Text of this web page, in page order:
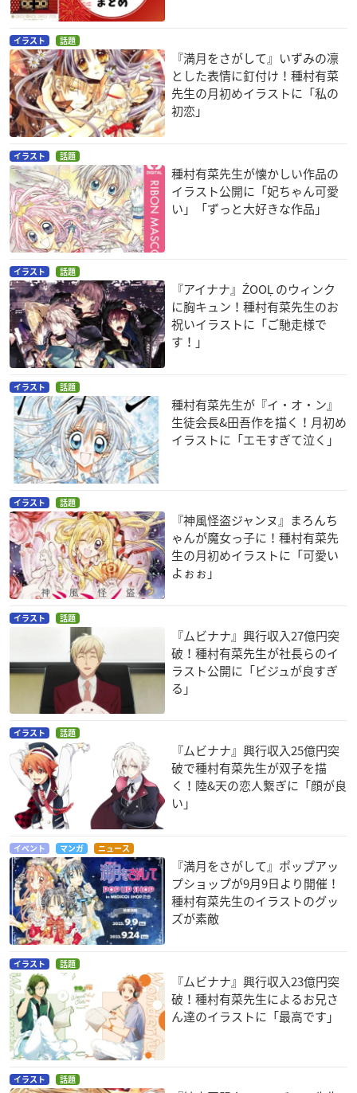
イラスト 話題
『満月をさがして』いずみの凛
とした表情に釘付け！種村有菜
先生の月初めイラストに「私の
初恋」
イラスト 話題
種村有菜先生が懐かしい作品の
イラスト公開に「妃ちゃん可愛
い」「ずっと大好きな作品」
イラスト 話題
『アイナナ』ŹOOĻ のウィンク
に胸キュン！種村有菜先生のお
祝いイラストに「ご馳走様で
す！」
イラスト 話題
種村有菜先生が『イ・オ・ン』
生徒会長&田吾作を描く！月初め
イラストに「エモすぎて泣く」
イラスト 話題
『神風怪盗ジャンヌ』まろんち
ゃんが魔女っ子に！種村有菜先
生の月初めイラストに「可愛い
よぉぉ」
イラスト 話題
『ムビナナ』興行収入27億円突
破！種村有菜先生が社長らのイ
ラスト公開に「ビジュが良すぎ
る」
イラスト 話題
『ムビナナ』興行収入25億円突
破で種村有菜先生が双子を描
く！陸&天の恋人繋ぎに「顔が良
い」
イベント マンガ ニュース
『満月をさがして』ポップアッ
プショップが9月9日より開催！
種村有菜先生のイラストのグッ
ズが素敵
イラスト 話題
『ムビナナ』興行収入23億円突
破！種村有菜先生によるお兄さ
ん達のイラストに「最高です」
イラスト 話題